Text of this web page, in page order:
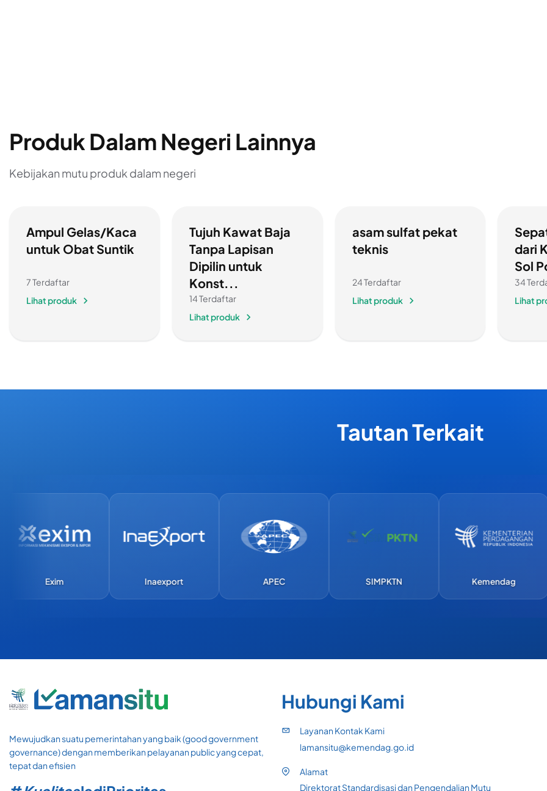
Produk Dalam Negeri Lainnya
Kebijakan mutu produk dalam negeri
Ampul Gelas/Kaca
untuk Obat Suntik
7 Terdaftar
Lihat produk
Tujuh Kawat Baja
Tanpa Lapisan
Dipilin untuk
Konst...
14 Terdaftar
Lihat produk
asam sulfat pekat
teknis
24 Terdaftar
Lihat produk
dari
Sol
34
Lihat
Tautan Terkait
Inaexport SIMPKTN Kemendag
Mewujudkan suatu pemerintahan yang baik (good government
governance) dengan memberikan pelayanan public yang cepat,
tepat dan efisien
Hubungi Kami
Layanan Kontak Kami
lamansitu@kemendag.go.id
Alamat
Direktorat Standardisasi dan Pengendalian Mutu